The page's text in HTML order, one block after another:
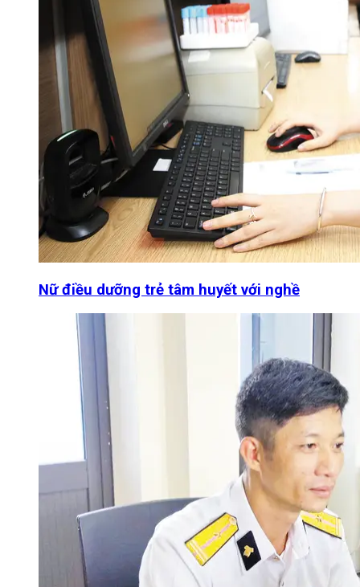
Nữ điều dưỡng trẻ tâm huyết với nghề